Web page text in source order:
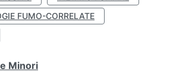
FUMO-CORRELATE
Minori